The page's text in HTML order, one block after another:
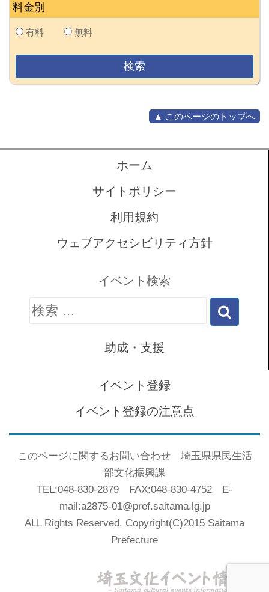
料金別
有料 無料
▲ このページのトップへ
ホーム
サイトポリシー
利用規約
ウェブアクセシビリティ方針
イベント検索
検
助成・支援
イベント登録
イベント登録の注意点
このページに関するお問い合わせ 埼玉県県民生活
部文化振興課
TEL:048-830-2879 FAX:048-830-4752 E-
mail:a2875-01@pref.saitama.lg.jp
ALL Rights Reserved. Copyright(C)2015 Saitama
Prefecture